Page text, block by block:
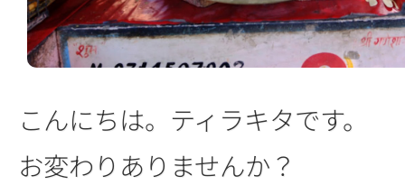
こんにちは。ティラキタです。
お変わりありませんか？